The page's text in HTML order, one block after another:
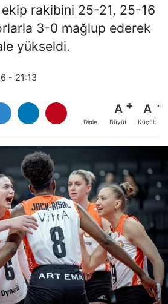
rakibini 25-21, 25-16
3-0 mağlup ederek
yükseldi.
- 21:13
Dinle
A
Büyüt
A
Küçült